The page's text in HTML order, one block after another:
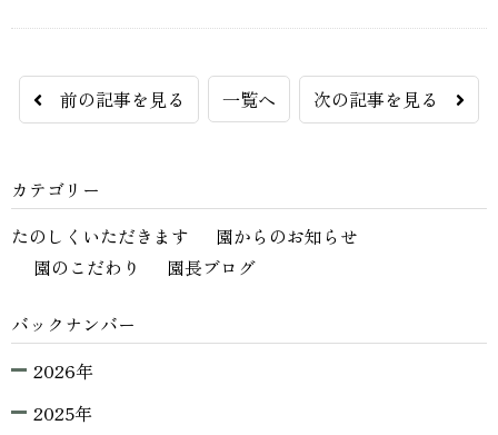
前の記事を見る 一覧へ 次の記事を見る
カテゴリー
たのしくいただきます
園からのお知らせ
園のこだわり
園長ブログ
バックナンバー
2026年
2025年